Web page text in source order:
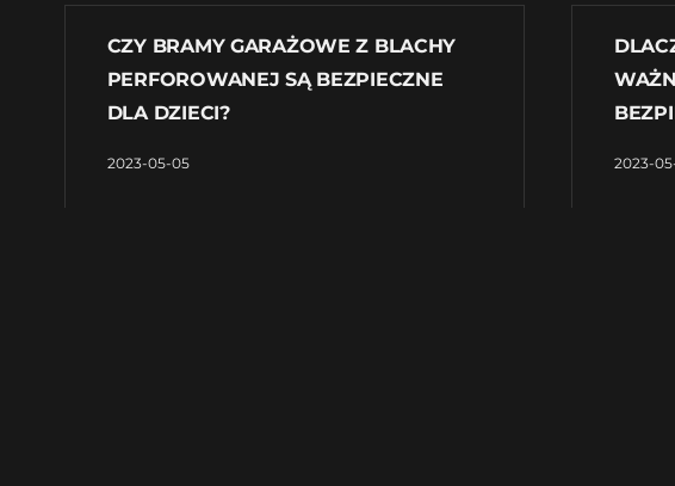
CZY BRAMY GARAŻOWE Z BLACHY
PERFOROWANEJ SĄ BEZPIECZNE
DLA DZIECI?
2023-05-05 2023-